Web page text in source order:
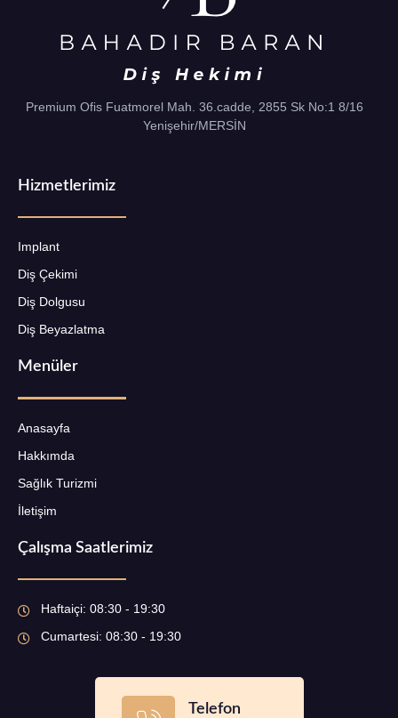
Premium Ofis Fuatmorel Mah. 36.cadde, 2855 Sk No:1 8/16
Yenişehir/MERSİN
Hizmetlerimiz
Implant
Diş Çekimi
Diş Dolgusu
Diş Beyazlatma
Menüler
Anasayfa
Hakkımda
Sağlık Turizmi
İletişim
Çalışma Saatlerimiz
Haftaiçi: 08:30 - 19:30
Cumartesi: 08:30 - 19:30
Telefon